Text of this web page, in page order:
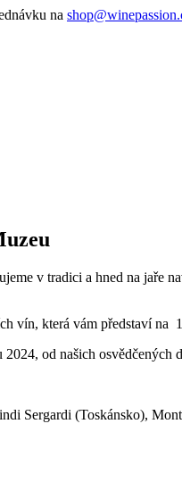
na
v tradici a hned na jaře
vín, která vám představí na
od našich
Sergardi (Toskánsko),